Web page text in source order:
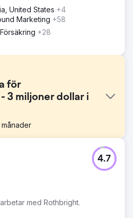
United States +4
Marketing +58
+28
för
3 miljoner dollar i
månader
känner inte till RIP
besparingarna i tid och
att nå nya B2B-kunder
Inom konferenser
mot hela marknaden.
sätt att annonsera inför sina
med Rothbright.
4.7